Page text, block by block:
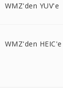
WMZ'den YUV'e
WMZ'den HEIC'e